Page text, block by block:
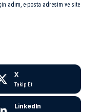
adım, e-posta adresim ve site
X
Takip Et
LinkedIn